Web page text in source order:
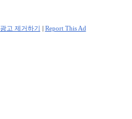
광고 제거하기 | Report This Ad